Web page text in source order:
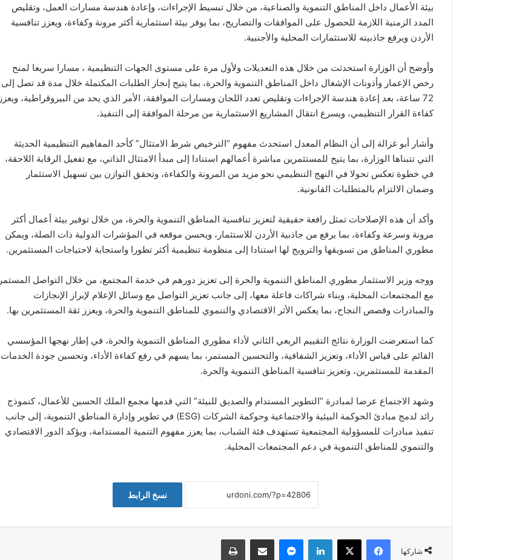
بيئة الأعمال داخل المناطق التنموية والصناعية، من خلال تبسيط الإجراءات، وإعادة هندسة مسارات العمل، وتقليص
المدد الزمنية اللازمة للحصول على الموافقات والتصاريح، بما يوفر بيئة استثمارية أكثر مرونة وكفاءة، ويعزز تنافسية
الأردن ويرفع جاذبيته للاستثمارات المحلية والأجنبية.
وأوضح أن الوزارة استحدثت من خلال هذه التعديلات ولأول مرة على مستوى الجهات التنظيمية ، مسارا سريعا لمنح
رخص الإعمار وأذونات الإشغال داخل المناطق التنموية والحرة، بما يتيح إنجاز الطلبات المكتملة خلال مدة قد تصل إلى
72 ساعة، بعد إعادة هندسة الإجراءات وتقليص تعدد اللجان ومسارات الموافقة، الأمر الذي يحد من البيروقراطية، ويعزز
كفاءة القرار التنظيمي، ويسرع انتقال المشاريع الاستثمارية من مرحلة الموافقة إلى التنفيذ.
وأشار أبو غزالة إلى أن النظام المعدل استحدث مفهوم “الترخيص شرط الامتثال” كأحد المفاهيم التنظيمية الحديثة
التي تتبناها الوزارة، بما يتيح للمستثمرين مباشرة أعمالهم استنادا إلى مبدأ الامتثال الذاتي، مع تفعيل الرقابة اللاحقة،
في خطوة تعكس تحولا في النهج التنظيمي نحو مزيد من المرونة والكفاءة، وتحقق التوازن بين تسهيل الاستثمار
وضمان الالتزام بالمتطلبات القانونية.
وأكد أن هذه الإصلاحات تمثل رافعة حقيقية لتعزيز تنافسية المناطق التنموية والحرة، من خلال توفير بيئة أعمال أكثر
مرونة وسرعة وكفاءة، بما يرفع من جاذبية الأردن للاستثمار، ويحسن موقعه في المؤشرات الدولية ذات الصلة، ويمكن
مطوري المناطق من تسويقها والترويج لها استنادا إلى منظومة تنظيمية أكثر تطورا واستجابة لاحتياجات المستثمرين.
ووجه وزير الاستثمار مطوري المناطق التنموية والحرة إلى تعزيز دورهم في خدمة المجتمع، من خلال التواصل المستمر
مع المجتمعات المحلية، وبناء شراكات فاعلة معها، إلى جانب تعزيز التواصل مع وسائل الإعلام لإبراز الإنجازات
والمبادرات وقصص النجاح، بما يعكس الأثر الاقتصادي والتنموي للمناطق التنموية والحرة، ويعزز ثقة المستثمرين بها.
كما استعرضت الوزارة نتائج التقييم الربعي الثاني لأداء مطوري المناطق التنموية والحرة، في إطار نهجها المؤسسي
القائم على قياس الأداء، وتعزيز الشفافية، والتحسين المستمر، بما يسهم في رفع كفاءة الأداء، وتحسين جودة الخدمات
المقدمة للمستثمرين، وتعزيز تنافسية المناطق التنموية والحرة.
وشهد الاجتماع عرضا لمبادرة “التطوير المستدام والصديق للبيئة” التي قدمها مجمع الملك الحسين للأعمال، كنموذج
رائد لدمج مبادئ الحوكمة البيئية والاجتماعية وحوكمة الشركات (ESG) في تطوير وإدارة المناطق التنموية، إلى جانب
تنفيذ مبادرات للمسؤولية المجتمعية تستهدف فئة الشباب، بما يعزز مفهوم التنمية المستدامة، ويؤكد الدور الاقتصادي
والتنموي للمناطق التنموية في دعم المجتمعات المحلية.
نسخ الرابط
شاركها
فيسبوك لينكدإن